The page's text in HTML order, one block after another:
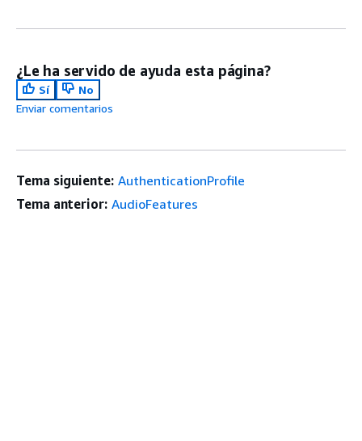
¿Le ha servido de ayuda esta página?
Sí
No
Enviar comentarios
Tema siguiente: AuthenticationProfile
Tema anterior: AudioFeatures